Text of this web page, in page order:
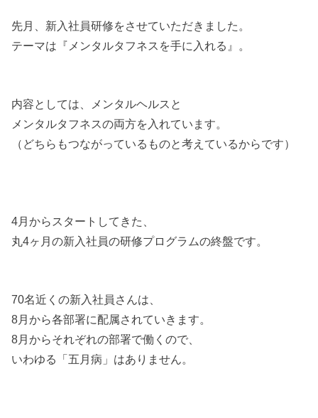
先月、新入社員研修をさせていただきました。
テーマは『メンタルタフネスを手に入れる』。
内容としては、メンタルヘルスと
メンタルタフネスの両方を入れています。
（どちらもつながっているものと考えているからです）
4月からスタートしてきた、
丸4ヶ月の新入社員の研修プログラムの終盤です。
70名近くの新入社員さんは、
8月から各部署に配属されていきます。
8月からそれぞれの部署で働くので、
いわゆる「五月病」はありません。